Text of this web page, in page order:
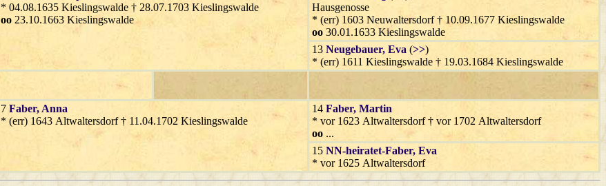
* 04.08.1635 Kieslingswalde † 28.07.1703 Kieslingswalde
oo 23.10.1663 Kieslingswalde
Hausgenosse
* (err) 1603 Neuwaltersdorf † 10.09.1677 Kieslingswalde
oo 30.01.1633 Kieslingswalde
13 Neugebauer, Eva (>>)
* (err) 1611 Kieslingswalde † 19.03.1684 Kieslingswalde
7 Faber, Anna
* (err) 1643 Altwaltersdorf † 11.04.1702 Kieslingswalde
14 Faber, Martin
* vor 1623 Altwaltersdorf † vor 1702 Altwaltersdorf
oo ...
15 NN-heiratet-Faber, Eva
* vor 1625 Altwaltersdorf